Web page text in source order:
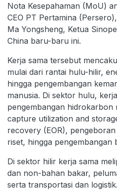
Nota Kesepahaman (MoU)
CEO PT Pertamina
Ma Yongsheng, Ketua
China baru-baru ini.
Kerja sama tersebut
mulai dari rantai hulu-hilir,
hingga pengembangan
manusia. Di sektor hulu,
pengembangan
capture utilization and
recovery (EOR),
riset, hingga pengembangan
Di sektor hilir kerja sama
dan non-bahan bakar,
serta transportasi dan